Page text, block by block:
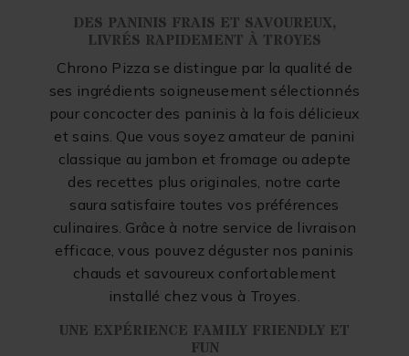
DES PANINIS FRAIS ET SAVOUREUX,
LIVRÉS RAPIDEMENT À TROYES
Chrono Pizza se distingue par la qualité de
ses ingrédients soigneusement sélectionnés
pour concocter des paninis à la fois délicieux
et sains. Que vous soyez amateur de panini
classique au jambon et fromage ou adepte
des recettes plus originales, notre carte
saura satisfaire toutes vos préférences
culinaires. Grâce à notre service de livraison
efficace, vous pouvez déguster nos paninis
chauds et savoureux confortablement
installé chez vous à Troyes.
UNE EXPÉRIENCE FAMILY FRIENDLY ET
FUN